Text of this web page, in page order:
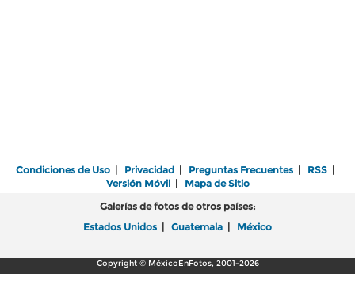
Condiciones de Uso | Privacidad | Preguntas Frecuentes | RSS |
Versión Móvil| Mapa de Sitio
Galerías de fotos de otros países:
Estados Unidos | Guatemala | México
Copyright © MéxicoEnFotos, 2001-2026